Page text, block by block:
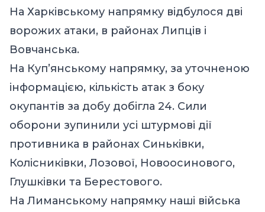
На Харківському напрямку відбулося дві
ворожих атаки, в районах Липців і
Вовчанська.
На Куп’янському напрямку, за уточненою
інформацією, кількість атак з боку
окупантів за добу добігла 24. Сили
оборони зупинили усі штурмові дії
противника в районах Синьківки,
Колісниківки, Лозової, Новоосинового,
Глушківки та Берестового.
На Лиманському напрямку наші війська